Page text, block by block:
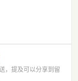
，提及可以分享到留